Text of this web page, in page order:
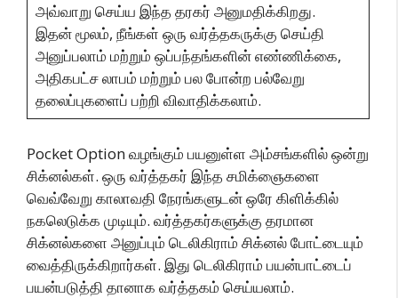
அவ்வாறு செய்ய இந்த தரகர் அனுமதிக்கிறது.
இதன் மூலம், நீங்கள் ஒரு வர்த்தகருக்கு செய்தி
அனுப்பலாம் மற்றும் ஒப்பந்தங்களின் எண்ணிக்கை,
அதிகபட்ச லாபம் மற்றும் பல போன்ற பல்வேறு
தலைப்புகளைப் பற்றி விவாதிக்கலாம்.
Pocket Option வழங்கும் பயனுள்ள அம்சங்களில் ஒன்று
சிக்னல்கள். ஒரு வர்த்தகர் இந்த சமிக்ஞைகளை
வெவ்வேறு காலாவதி நேரங்களுடன் ஒரே கிளிக்கில்
நகலெடுக்க முடியும். வர்த்தகர்களுக்கு தரமான
சிக்னல்களை அனுப்பும் டெலிகிராம் சிக்னல் போட்டையும்
வைத்திருக்கிறார்கள். இது டெலிகிராம் பயன்பாட்டைப்
பயன்படுத்தி தானாக வர்த்தகம் செய்யலாம்.